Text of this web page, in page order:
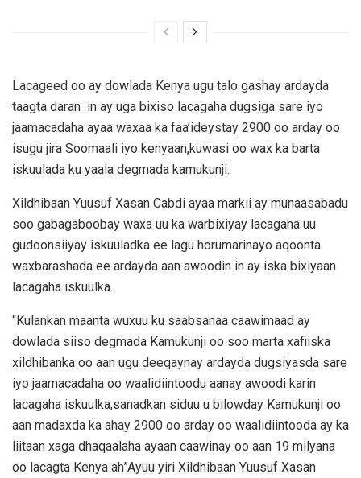
Lacageed oo ay dowlada Kenya ugu talo gashay ardayda
taagta daran in ay uga bixiso lacagaha dugsiga sare iyo
jaamacadaha ayaa waxaa ka faa’ideystay 2900 oo arday oo
isugu jira Soomaali iyo kenyaan,kuwasi oo wax ka barta
iskuulada ku yaala degmada kamukunji.
Xildhibaan Yuusuf Xasan Cabdi ayaa markii ay munaasabadu
soo gabagaboobay waxa uu ka warbixiyay lacagaha uu
gudoonsiiyay iskuuladka ee lagu horumarinayo aqoonta
waxbarashada ee ardayda aan awoodin in ay iska bixiyaan
lacagaha iskuulka.
“Kulankan maanta wuxuu ku saabsanaa caawimaad ay
dowlada siiso degmada Kamukunji oo soo marta xafiiska
xildhibanka oo aan ugu deeqaynay ardayda dugsiyasda sare
iyo jaamacadaha oo waalidiintoodu aanay awoodi karin
lacagaha iskuulka,sanadkan siduu u bilowday Kamukunji oo
aan madaxda ka ahay 2900 oo arday oo waalidiintooda ay ka
liitaan xaga dhaqaalaha ayaan caawinay oo aan 19 milyana
oo lacagta Kenya ah”Ayuu yiri Xildhibaan Yuusuf Xasan